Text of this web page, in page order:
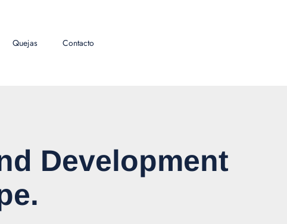
Quejas Contacto
Development